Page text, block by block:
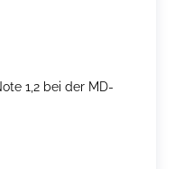
1,2 bei der MD-